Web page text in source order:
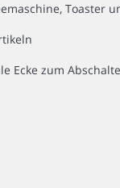
Toaster
Ecke zum